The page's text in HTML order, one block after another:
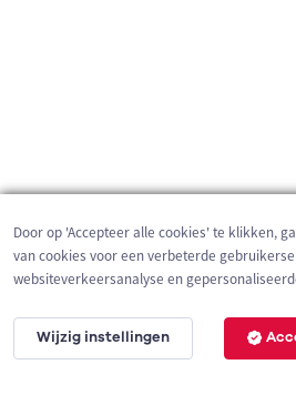
200 m
Door op 'Accepteer alle cookies' te klikken,
van cookies voor een verbeterde
websiteverkeersanalyse en
Wijzig instellingen